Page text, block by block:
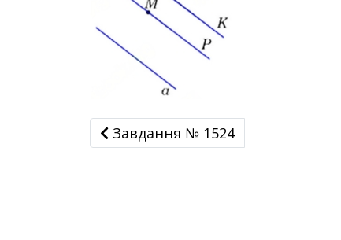
Завдання № 1524
Завдання № 1524